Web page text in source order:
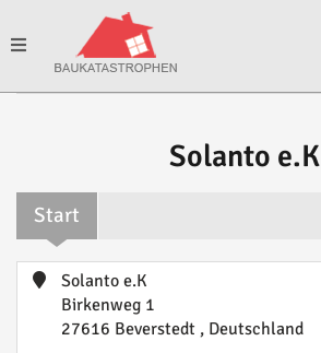
Toggle
Solanto e.K
Start
Solanto e.K
Birkenweg 1
27616 Beverstedt , Deutschland